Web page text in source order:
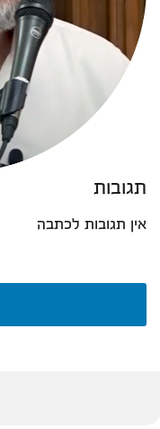
תגובות
אין תגובות לכתבה